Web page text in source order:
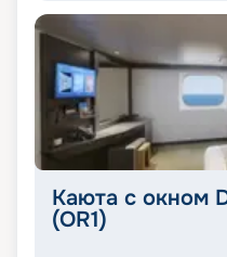
Каюта с окном
(OR1)